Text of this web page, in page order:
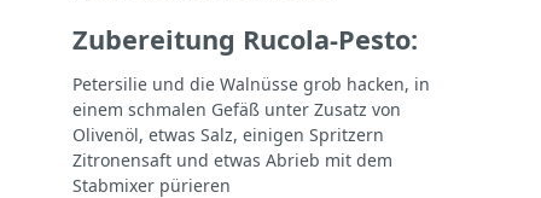
Zubereitung Rucola-Pesto:
Petersilie und die Walnüsse grob hacken, in
einem schmalen Gefäß unter Zusatz von
Olivenöl, etwas Salz, einigen Spritzern
Zitronensaft und etwas Abrieb mit dem
Stabmixer pürieren